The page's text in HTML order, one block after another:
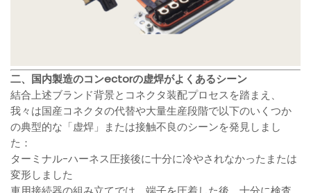
二、国内製造のコンectorの虚焊がよくあるシーン
結合上述ブランド背景とコネクタ装配プロセスを踏まえ、
我々は国産コネクタの代替や大量生産段階で以下のいくつか
の典型的な「虚焊」または接触不良のシーンを発見しまし
た：
ターミナル-ハーネス圧接後に十分に冷やされなかったまたは
変形しました